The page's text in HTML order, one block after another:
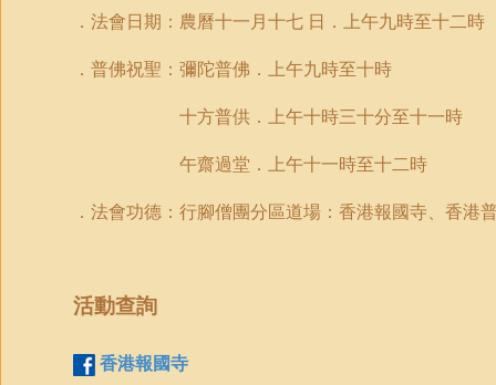
． 法會日期 ：農曆十一月十七 日．上午九時至十二時
．普佛祝聖：彌陀普佛． 上午九時至十時
十方普供．上午十時三十分至十一時
午齋過堂．上午十一時至十二時
．法會功德 ：行腳僧團分區道場 ： 香港報國寺、 香港
活動查詢
香港報國寺